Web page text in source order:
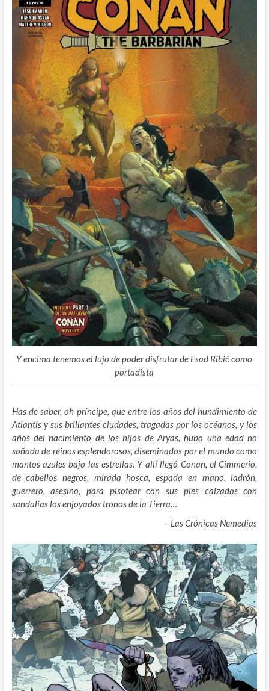
Y encima tenemos el lujo de poder disfrutar de Esad Ribić como
portadista
Has de saber, oh príncipe, que entre los años del hundimiento de
Atlantis y sus brillantes ciudades, tragadas por los océanos, y los
años del nacimiento de los hijos de Aryas, hubo una edad no
soñada de reinos esplendorosos, diseminados por el mundo como
mantos azules bajo las estrellas. Y allí llegó Conan, el Cimmerio,
de cabellos negros, mirada hosca, espada en mano, ladrón,
guerrero, asesino, para pisotear con sus pies calzados con
sandalias los enjoyados tronos de la Tierra…
– Las Crónicas Nemedias